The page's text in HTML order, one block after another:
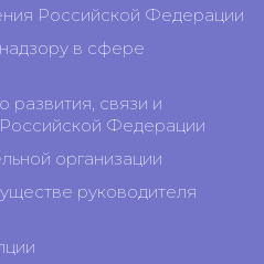
Российской Федерации
в сфере
развития, связи и
Федерации
организации
руководителя